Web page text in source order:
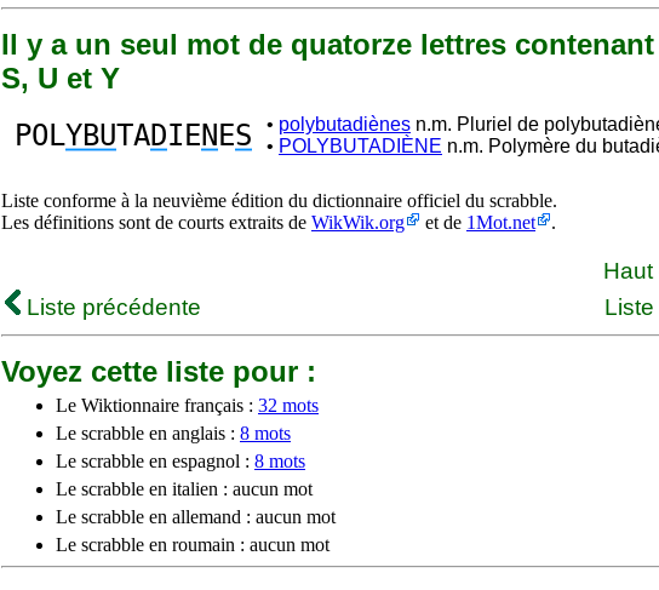
Il y a un seul mot de quatorze lettres contenant
S, U et Y
POLYBUTADIEN ES • polybutadiènes n.m. Pluriel de
• POLYBUTADIÈNE n.m. Polymère du
Liste conforme à la neuvième édition du dictionnaire officiel du scrabble.
Les définitions sont de courts extraits de WikWik.org et de 1Mot.net .
Haut
Liste précédente
Voyez cette liste pour :
Le Wiktionnaire français : 32 mots
Le scrabble en anglais : 8 mots
Le scrabble en espagnol : 8 mots
Le scrabble en italien : aucun mot
Le scrabble en allemand : aucun mot
Le scrabble en roumain : aucun mot